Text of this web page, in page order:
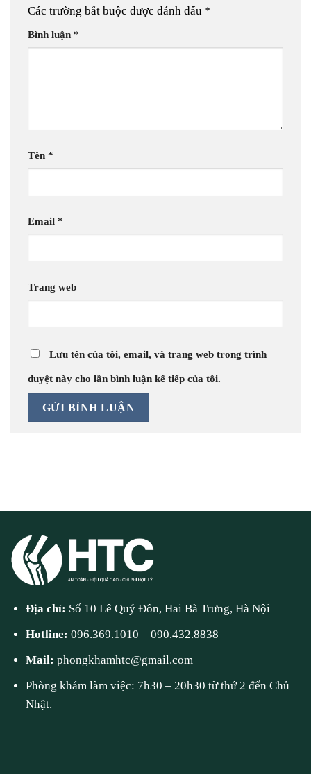
Các trường bắt buộc được đánh dấu *
Bình luận *
Tên *
Email *
Trang web
Lưu tên của tôi, email, và trang web trong trình
duyệt này cho lần bình luận kế tiếp của tôi.
Địa chỉ: Số 10 Lê Quý Đôn, Hai Bà Trưng, Hà Nội
Hotline:096.369.1010 –090.432.8838
Mail:phongkhamhtc@gmail.com
Phòng khám làm việc: 7h30 – 20h30 từ thứ 2 đến Chủ
Nhật.